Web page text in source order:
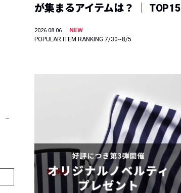
が集まるアイテムは？ ｜ TOP15
2026.08.06
NEW
POPULAR ITEM RANKING 7/30~8/5